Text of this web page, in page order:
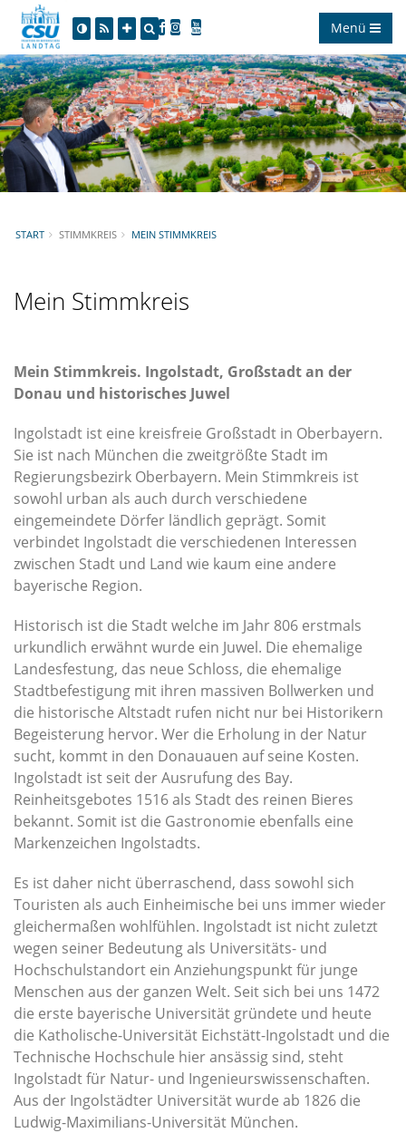
Menü
START STIMMKREIS MEIN STIMMKREIS
Mein Stimmkreis
Mein Stimmkreis. Ingolstadt, Großstadt an der
Donau und historisches Juwel
Ingolstadt ist eine kreisfreie Großstadt in Oberbayern.
Sie ist nach München die zweitgrößte Stadt im
Regierungsbezirk Oberbayern. Mein Stimmkreis ist
sowohl urban als auch durch verschiedene
eingemeindete Dörfer ländlich geprägt. Somit
verbindet Ingolstadt die verschiedenen Interessen
zwischen Stadt und Land wie kaum eine andere
bayerische Region.
Historisch ist die Stadt welche im Jahr 806 erstmals
urkundlich erwähnt wurde ein Juwel. Die ehemalige
Landesfestung, das neue Schloss, die ehemalige
Stadtbefestigung mit ihren massiven Bollwerken und
die historische Altstadt rufen nicht nur bei Historikern
Begeisterung hervor. Wer die Erholung in der Natur
sucht, kommt in den Donauauen auf seine Kosten.
Ingolstadt ist seit der Ausrufung des Bay.
Reinheitsgebotes 1516 als Stadt des reinen Bieres
bekannt. Somit ist die Gastronomie ebenfalls eine
Markenzeichen Ingolstadts.
Es ist daher nicht überraschend, dass sowohl sich
Touristen als auch Einheimische bei uns immer wieder
gleichermaßen wohlfühlen. Ingolstadt ist nicht zuletzt
wegen seiner Bedeutung als Universitäts- und
Hochschulstandort ein Anziehungspunkt für junge
Menschen aus der ganzen Welt. Seit sich bei uns 1472
die erste bayerische Universität gründete und heute
die Katholische-Universität Eichstätt-Ingolstadt und die
Technische Hochschule hier ansässig sind, steht
Ingolstadt für Natur- und Ingenieurswissenschaften.
Aus der Ingolstädter Universität wurde ab 1826 die
Ludwig-Maximilians-Universität München.